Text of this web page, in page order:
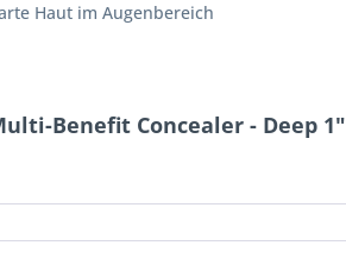
Haut im Augenbereich
Benefit Concealer - Deep 1"